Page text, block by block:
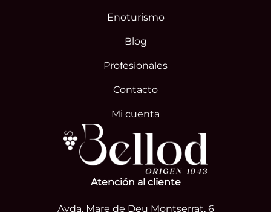
Enoturismo
Blog
Profesionales
Contacto
Mi cuenta
Atención al cliente
Avda. Mare de Deu Montserrat, 6